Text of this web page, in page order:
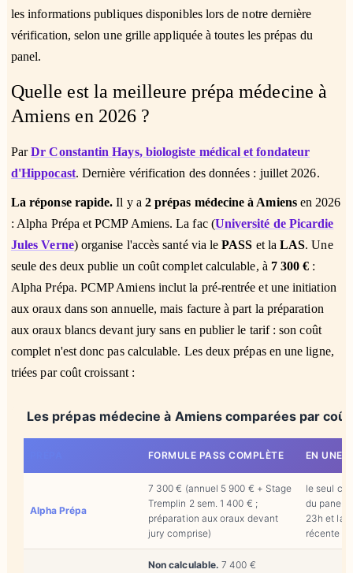
les informations publiques disponibles lors de notre dernière
vérification, selon une grille appliquée à toutes les prépas du
panel.
Quelle est la meilleure prépa médecine à
Amiens en 2026 ?
ParDr Constantin Hays, biologiste médical et fondateur
d'Hippocast. Dernière vérification des données : juillet 2026.
La réponse rapide. Il y a 2 prépas médecine à Amiensen 2026
: Alpha Prépa et PCMP Amiens. La fac (Université de Picardie
Jules Verne) organise l'accès santé via lePASS et laLAS. Une
seule des deux publie un coût complet calculable, à 7 300 € :
Alpha Prépa. PCMP Amiens inclut la pré-rentrée et une initiation
aux oraux dans son annuelle, mais facture à part la préparation
aux oraux blancs devant jury sans en publier le tarif : son coût
complet n'est donc pas calculable. Les deux prépas en une ligne,
triées par coût croissant :
Les prépas médecine à Amiens comparées par coût
FORMULE PASS COMPLÈTE EN UNE
Alpha Prépa
7 300 € (annuel 5 900 € + Stage
Tremplin 2 sem. 1 400 € ;
préparation aux oraux devant
jury comprise)
le seul
du panel,
23h et la
récente
Non calculable. 7 400 €